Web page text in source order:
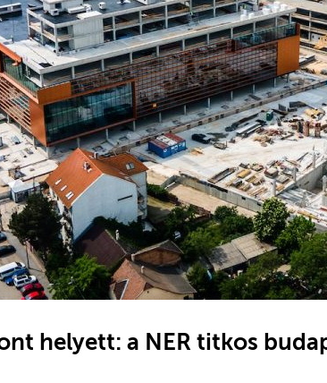
helyett: a NER titkos